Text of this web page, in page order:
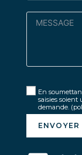
En
saisies soient
demande.
ENVOYER